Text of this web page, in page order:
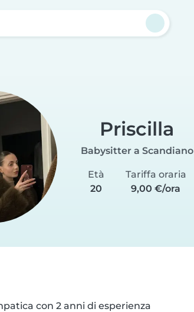
Priscilla
Babysitter a Scandiano
Età
20
Tariffa oraria
9,00 €/ora
con 2 anni di esperienza